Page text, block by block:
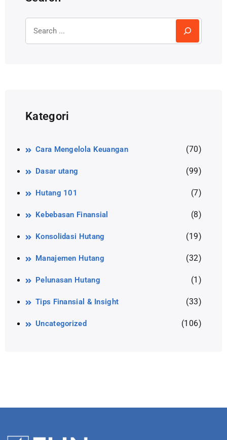
Kategori
Cara Mengelola Keuangan (70)
Dasar utang (99)
Hutang 101 (7)
Kebebasan Finansial (8)
Konsolidasi Hutang (19)
Manajemen Hutang (32)
Pelunasan Hutang (1)
Tips Finansial & Insight (33)
Uncategorized (106)